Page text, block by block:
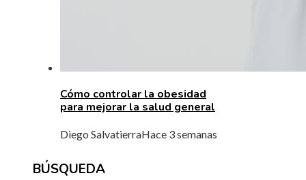
Cómo controlar la obesidad
para mejorar la salud general
Diego SalvatierraHace 3 semanas
BÚSQUEDA